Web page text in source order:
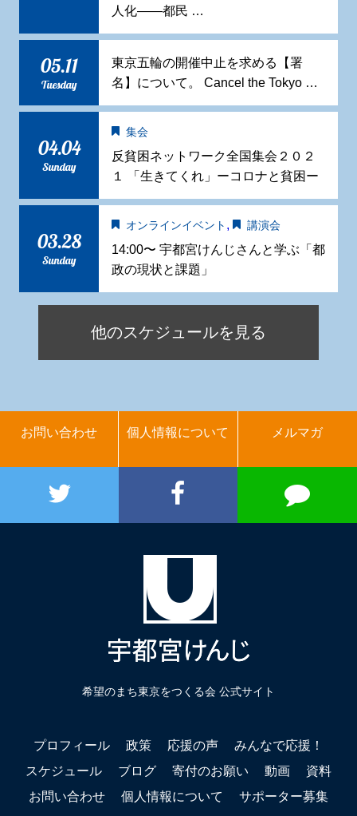
人化——都民 …
05.11
Tuesday
東京五輪の開催中止を求める【署
名】について。 Cancel the Tokyo …
04.04
Sunday
集会
反貧困ネットワーク全国集会２０２
１ 「生きてくれ」ーコロナと貧困ー
03.28
Sunday
オンラインイベント , 講演会
14:00〜 宇都宮けんじさんと学ぶ「都
政の現状と課題」
他のスケジュールを見る
お問い合わせ 個人情報について メルマガ
希望のまち東京をつくる会 公式サイト
プロフィール 政策 応援の声
みんなで応援！
スケジュール
ブログ 寄付のお願い 動画
資料
お問い合わせ
個人情報について
サポーター募集